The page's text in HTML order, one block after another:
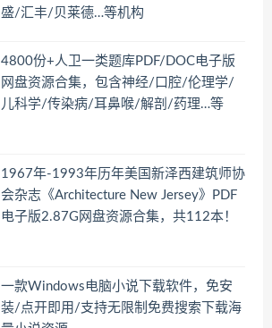
盛/汇丰/贝莱德…等机构
4800份+人卫一类题库PDF/DOC电子版
网盘资源合集，包含神经/口腔/伦理学/
儿科学/传染病/耳鼻喉/解剖/药理…等
1967年-1993年历年美国新泽西建筑师协
会杂志《Architecture New Jersey》PDF
电子版2.87G网盘资源合集，共112本！
一款Windows电脑小说下载软件，免安
装/点开即用/支持无限制免费搜索下载海